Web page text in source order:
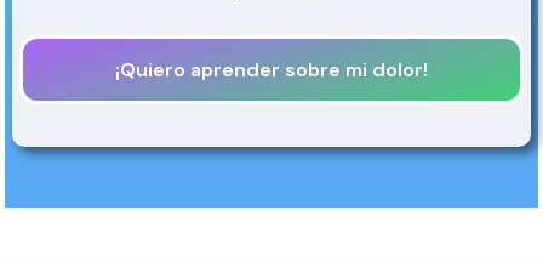
¡Quiero aprender sobre mi dolor!